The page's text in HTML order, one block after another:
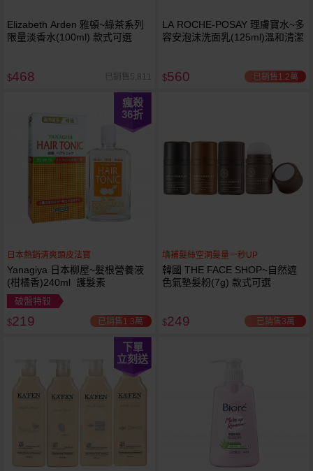
Elizabeth Arden 雅頓~綠茶系列
限量淡香水(100ml) 款式可選
$468 已銷售5,811
LA ROCHE-POSAY 理膚寶水~多
容安泡沫洗面乳(125ml)溫和清潔
$560 已銷售1.2萬
瘋殺
36折
日本熱銷清爽頭皮法寶
Yanagiya 日本柳屋~髮根營養液
(柑橘香)240ml 護髮素
破盤特殺
$219 已銷售1.3萬
填補髮絲空洞髮量一秒UP
韓國 THE FACE SHOP~自然遮
色氣墊髮粉(7g) 款式可選
$249 已銷售3萬
下單
立刻送